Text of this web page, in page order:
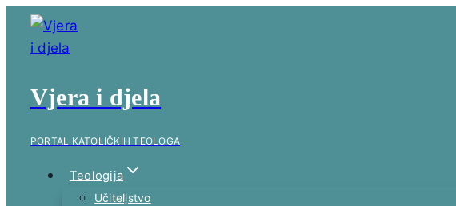
Skip
content
Vjera i djela
PORTAL KATOLIČKIH TEOLOGA
Teologija
Učiteljstvo